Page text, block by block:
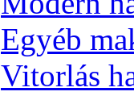
Egyéb
Vitorlás